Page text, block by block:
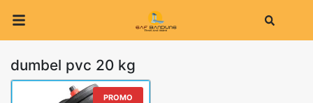
dumbel pvc 20 kg
PROMO